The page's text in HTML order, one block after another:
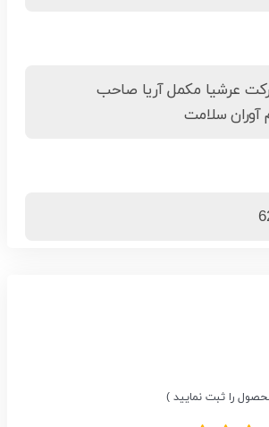
عرشیا مکمل آریا صاحب
آوران سلامت
را ثبت نمایید )